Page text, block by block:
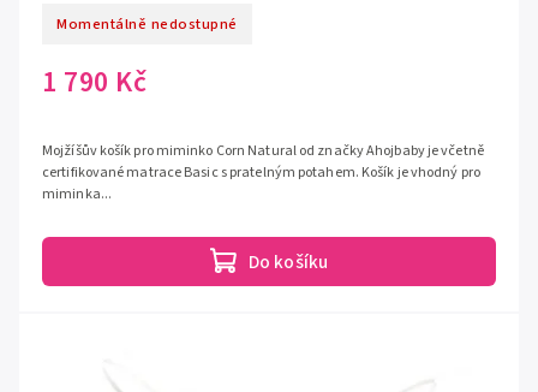
Momentálně nedostupné
1 790 Kč
Do košíku
Mojžíšův košík pro miminko Corn Natural od značky Ahojbaby je včetně
certifikované matrace Basic s pratelným potahem. Košík je vhodný pro
miminka...